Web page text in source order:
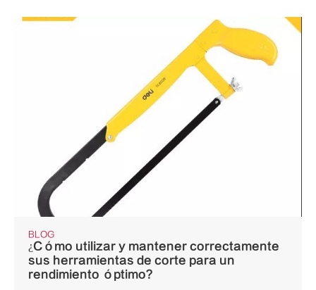
BLOG
¿Cómo utilizar y mantener correctamente
sus herramientas de corte para un
rendimiento óptimo?